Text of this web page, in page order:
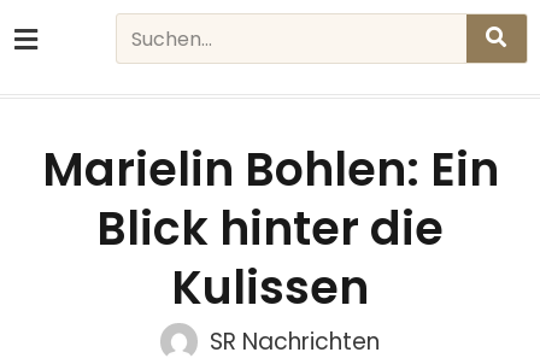
Marielin Bohlen: Ein
Blick hinter die
Kulissen
SR Nachrichten